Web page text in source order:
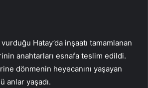
Hatay’da inşaatı tamamlanan
anahtarları esnafa teslim edildi.
dönmenin heyecanını yaşayan
anlar yaşadı.